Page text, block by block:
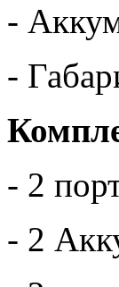
-
-
- 2
- 2